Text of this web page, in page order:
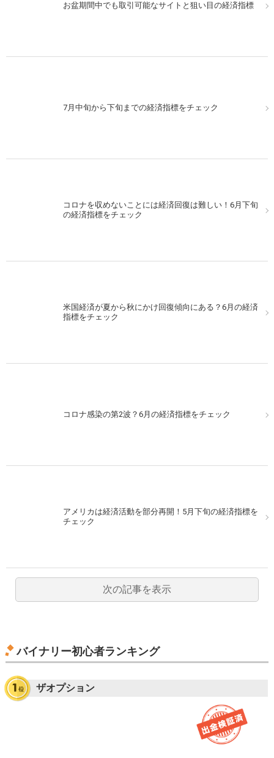
お盆期間中でも取引可能なサイトと狙い目の経済指標
7月中旬から下旬までの経済指標をチェック
コロナを収めないことには経済回復は難しい！6月下旬
の経済指標をチェック
米国経済が夏から秋にかけ回復傾向にある？6月の経済
指標をチェック
コロナ感染の第2波？6月の経済指標をチェック
アメリカは経済活動を部分再開！5月下旬の経済指標を
チェック
次の記事を表示
バイナリー初心者ランキング
ザオプション